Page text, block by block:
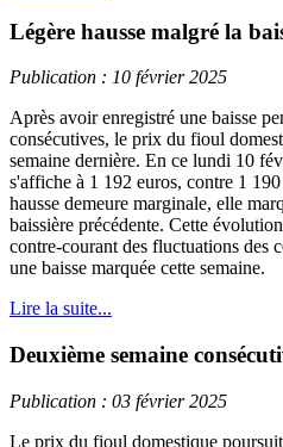
Légère hausse malgré la
Publication : 10 février 2025
Après avoir enregistré une baisse
consécutives, le prix du fioul
semaine dernière. En ce lundi 10
s'affiche à 1 192 euros, contre 1
hausse demeure marginale, elle
baissière précédente. Cette
contre-courant des fluctuations des
une baisse marquée cette semaine.
Lire la suite...
Deuxième semaine
Publication : 03 février 2025
Le prix du fioul domestique